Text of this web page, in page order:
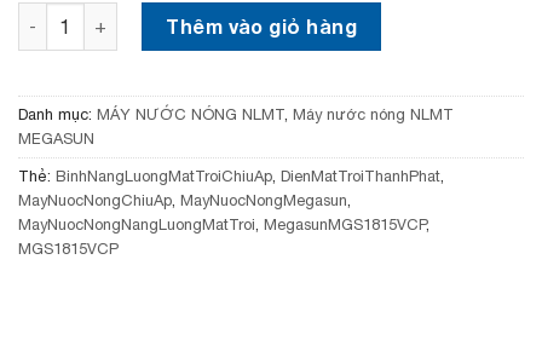
Máy Nước Nóng Năng Lượng Mặt Trời Megasun MGS-
Thêm vào giỏ hàng
Danh mục: MÁY NƯỚC NÓNG NLMT Máy nước nóng NLMT
MEGASUN
Thẻ: BinhNangLuongMatTroiChiuAp DienMatTroiThanhPhat
MayNuocNongChiuAp MayNuocNongMegasun
MayNuocNongNangLuongMatTroi MegasunMGS1815VCP,
MGS1815VCP